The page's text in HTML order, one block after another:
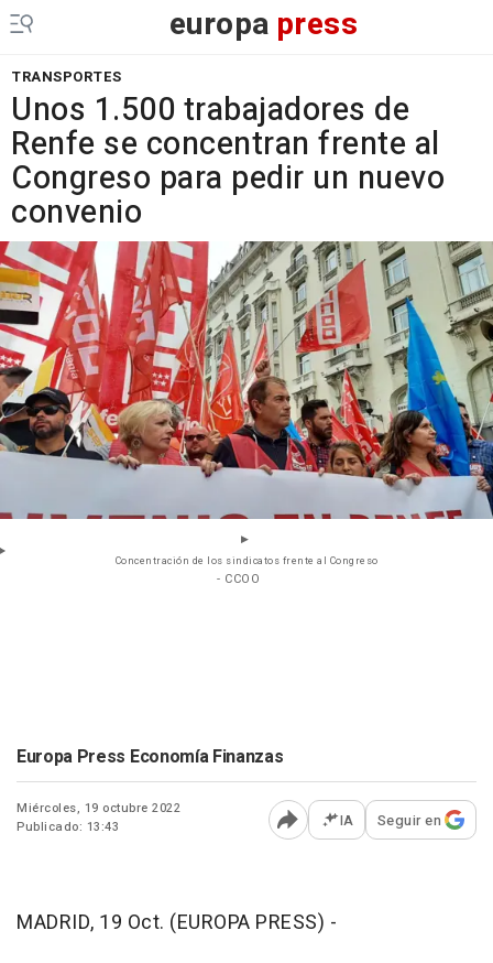
europa press
TRANSPORTES
Unos 1.500 trabajadores de
Renfe se concentran frente al
Congreso para pedir un nuevo
convenio
Concentración de los sindicatos frente al Congreso
- CCOO
Europa Press Economía Finanzas
Miércoles, 19 octubre 2022
Publicado: 13:43
Abrir opciones para
IA Seguir en
MADRID, 19 Oct. (EUROPA PRESS) -